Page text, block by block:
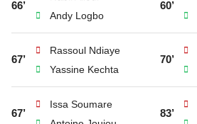
66’
Andy Logbo
60’
67’
Rassoul Ndiaye
Yassine Kechta
70’
67’
Issa Soumare
83’